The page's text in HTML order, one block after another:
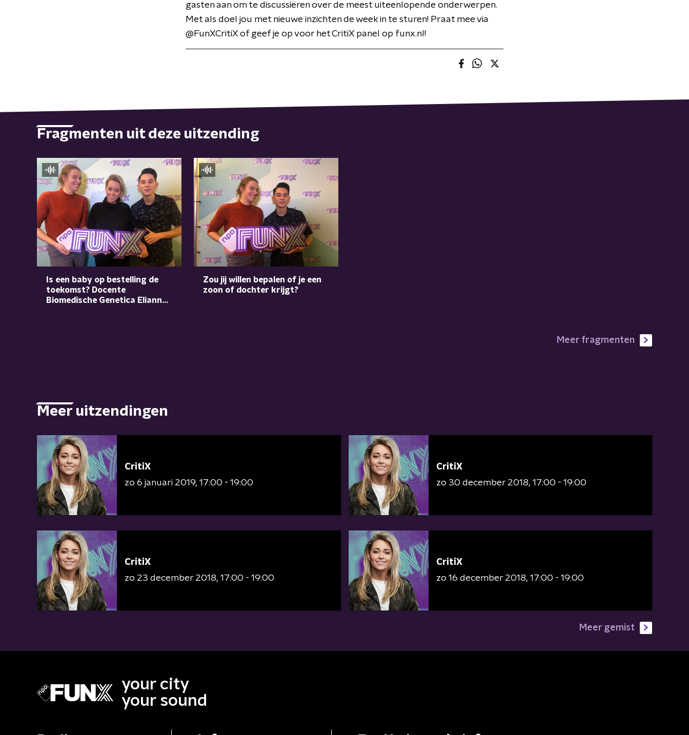
gasten aan om te discussiëren over de meest uiteenlopende onderwerpen.
Met als doel jou met nieuwe inzichten de week in te sturen! Praat mee via
@FunXCritiX of geef je op voor het CritiX panel op funx.nl!
Fragmenten uit deze uitzending
Is een baby op bestelling de
toekomst? Docente
Biomedische Genetica Elianne
Zou jij willen bepalen of je een
zoon of dochter krijgt?
Meer fragmenten
Meer uitzendingen
CritiX
zo 6 januari 2019 17:00 - 19:00
CritiX
zo 30 december 2018 17:00 - 19:00
CritiX
zo 23 december 2018 17:00 - 19:00
CritiX
zo 16 december 2018 17:00 - 19:00
Meer gemist
your city
your sound